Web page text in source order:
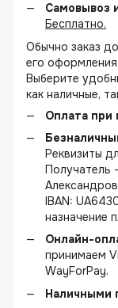
Самовывоз
Бесплатно.
Обычно заказ
его оформления.
Выберите
как наличные,
Оплата при
Реквизиты
Получатель
IBAN:
назначение
Онлайн-
принимаем
WayForPay.
Наличными